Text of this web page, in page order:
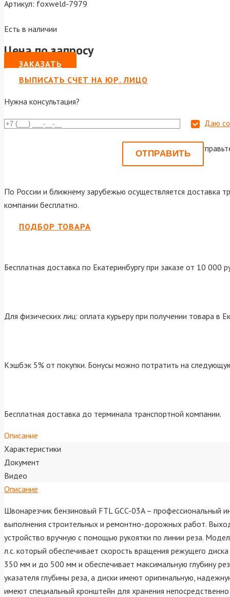
Артикул: foxweld-7979
Есть в наличии
Цена по запросу
ЗАКАЗАТЬ
ВЫПИСАТЬ СЧЕТ НА ЮР. ЛИЦО
Нужна консультация?
Даю
Или
По России и ближнему зарубежью осуществляется доставка
компании бесплатно.
ПОДБОР ТОВАРА
Бесплатная доставка по Екатеринбургу при заказе от 10 000
Для физических лиц: оплата курьеру при получении товара в
Кэшбэк 5% от покупки. Бонусы можно потратить на
Бесплатная доставка до терминала транспортной компании.
Описание
Характеристики
Документ
Видео
Описание
Швонарезчик бензиновый FTL GCC-03A – профессиональный
выполнения строительных и ремонтно-дорожных работ.
устройство вручную с помощью рукоятки по линии реза.
л.с. который обеспечивает скорость вращения режущего
350 мм и до 500 мм и обеспечивает максимальную глубину
указателя глубины реза, а диски имеют оригинальную,
имеют специальный кронштейн для хранения